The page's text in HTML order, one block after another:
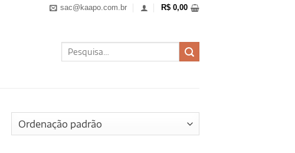
sac@kaapo.com.br R$ 0,00
Pesquisar
por: